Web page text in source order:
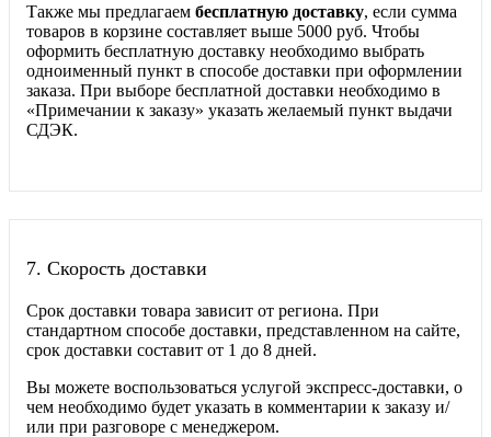
Также мы предлагаем бесплатную доставку, если сумма
товаров в корзине составляет выше 5000 руб. Чтобы
оформить бесплатную доставку необходимо выбрать
одноименный пункт в способе доставки при оформлении
заказа. При выборе бесплатной доставки необходимо в
«Примечании к заказу» указать желаемый пункт выдачи
СДЭК.
7. Скорость доставки
Срок доставки товара зависит от региона. При
стандартном способе доставки, представленном на сайте,
срок доставки составит от 1 до 8 дней.
Вы можете воспользоваться услугой экспресс-доставки, о
чем необходимо будет указать в комментарии к заказу и/
или при разговоре с менеджером.